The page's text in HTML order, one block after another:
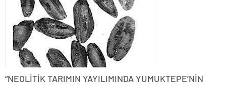
“NEOLİTİK TARIMIN YAYILIMINDA YUMUKTEPE’NİN